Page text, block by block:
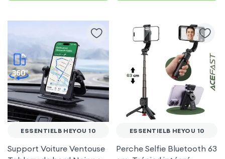
ESSENTIELB HEYOU 10
Support Voiture Ventouse
ESSENTIELB HEYOU 10
Perche Selfie Bluetooth 63